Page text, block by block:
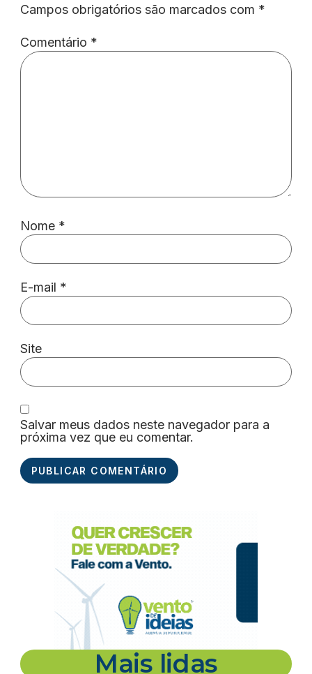
Campos obrigatórios são marcados com *
Comentário *
Nome *
E-mail *
Site
Salvar meus dados neste navegador para a
próxima vez que eu comentar.
Mais lidas